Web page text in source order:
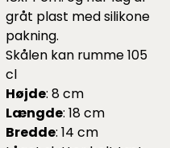
gråt plast med silikone
pakning.
Skålen kan rumme 105
cl
Højde: 8 cm
Længde: 18 cm
Bredde: 14 cm